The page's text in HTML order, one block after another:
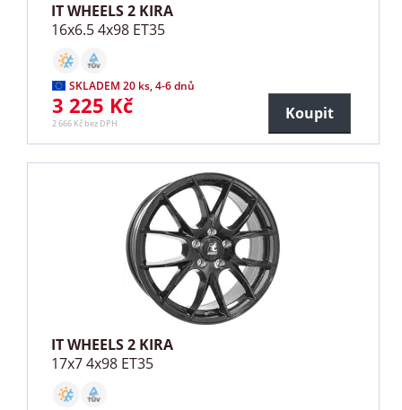
IT WHEELS 2 KIRA
16x6.5 4x98 ET35
SKLADEM 20 ks, 4-6 dnů
3 225 Kč
2 666 Kč bez DPH
Koupit
IT WHEELS 2 KIRA
17x7 4x98 ET35